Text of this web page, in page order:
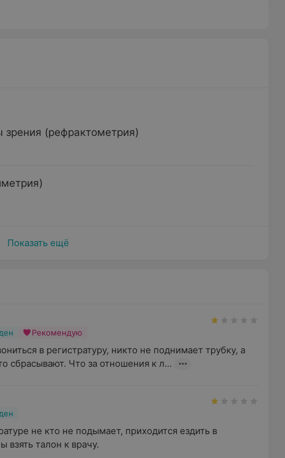
(рефрактометрия)
Показать ещё
Рекомендую
в регистратуру, никто не поднимает трубку, а
сбрасывают. Что за отношения к л...
не кто не подымает, приходится ездить в
взять талон к врачу.